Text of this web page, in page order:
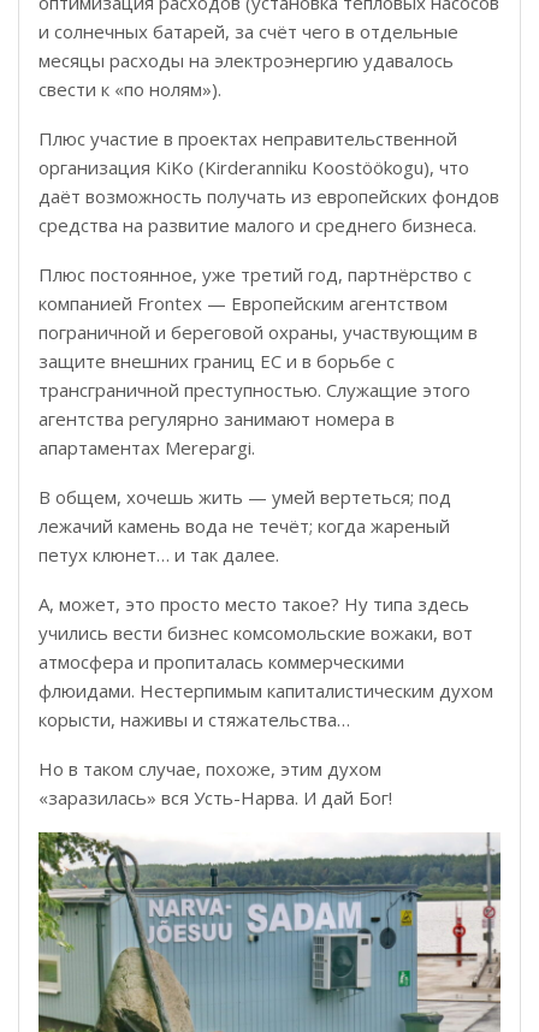
и солнечных батарей, за счёт чего в отдельные
месяцы расходы на электроэнергию удавалось
свести к «по нолям»).
Плюс участие в проектах неправительственной
организация KiKo (Kirderanniku Koostöökogu), что
даёт возможность получать из европейских фондов
средства на развитие малого и среднего бизнеса.
Плюс постоянное, уже третий год, партнёрство с
компанией Frontex — Европейским агентством
пограничной и береговой охраны, участвующим в
защите внешних границ ЕС и в борьбе с
трансграничной преступностью. Служащие этого
агентства регулярно занимают номера в
апартаментах Merepargi.
В общем, хочешь жить — умей вертеться; под
лежачий камень вода не течёт; когда жареный
петух клюнет… и так далее.
А, может, это просто место такое? Ну типа здесь
учились вести бизнес комсомольские вожаки, вот
атмосфера и пропиталась коммерческими
флюидами. Нестерпимым капиталистическим духом
корысти, наживы и стяжательства…
Но в таком случае, похоже, этим духом
«заразилась» вся Усть-Нарва. И дай Бог!